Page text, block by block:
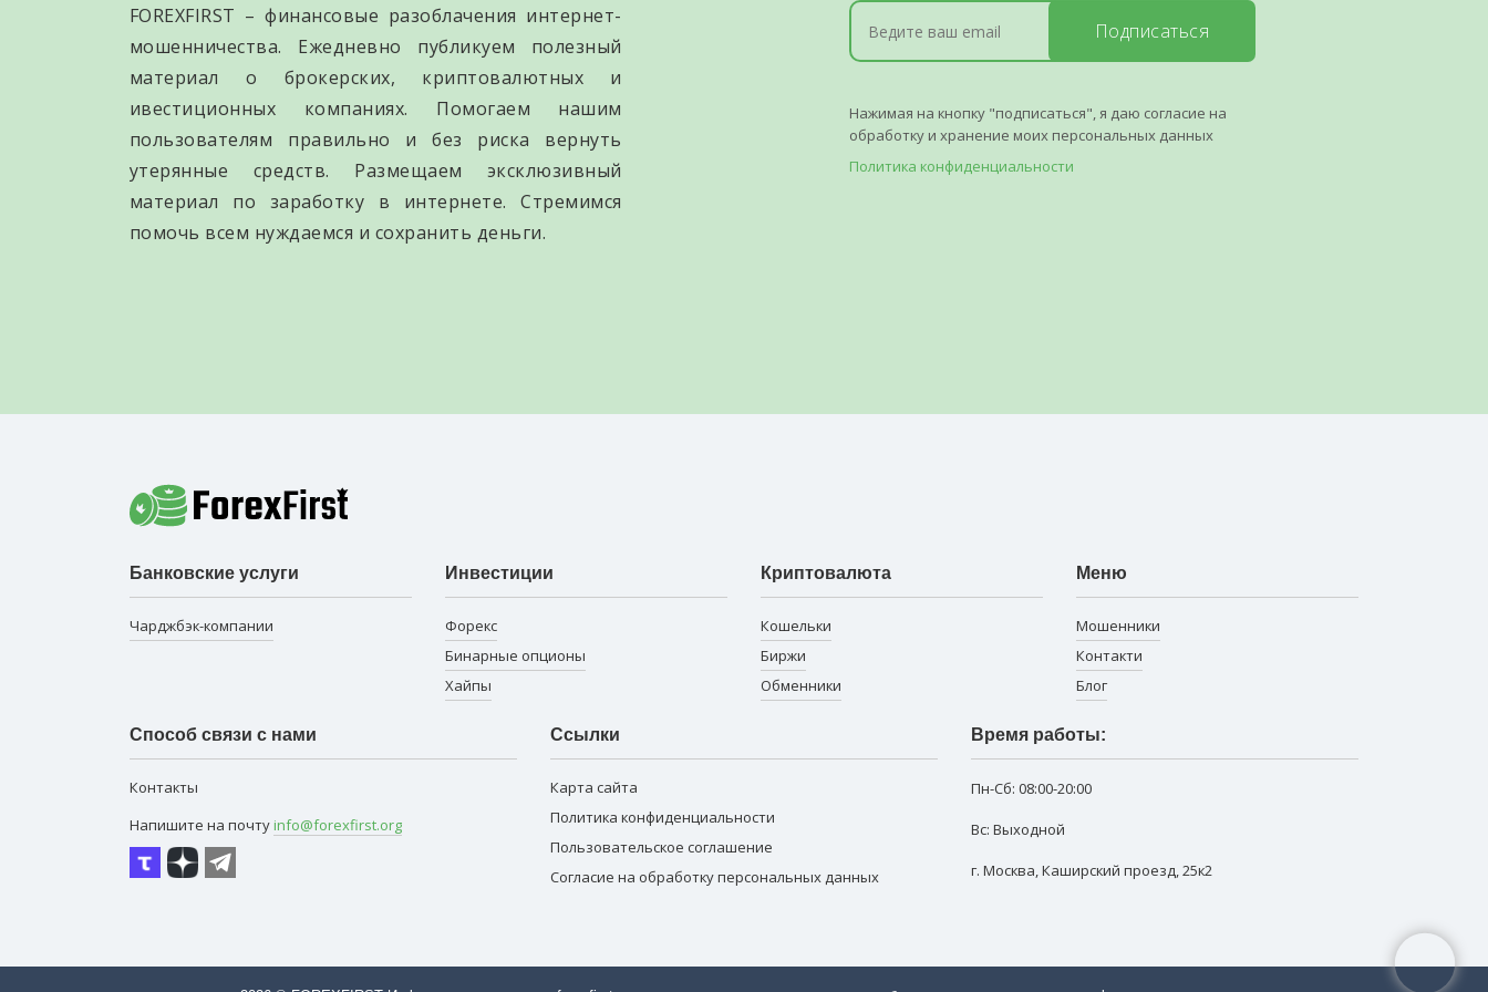
FOREXFIRST – финансовые разоблачения интернет-
мошенничества. Ежедневно публикуем полезный
материал о брокерских, криптовалютных и
ивестиционных компаниях. Помогаем нашим
пользователям правильно и без риска вернуть
утерянные средств. Размещаем эксклюзивный
материал по заработку в интернете. Стремимся
помочь всем нуждаемся и сохранить деньги.
Подписаться
Нажимая на кнопку "подписаться", я даю согласие на
обработку и хранение моих персональных данных
Политика конфиденциальности
Банковские услуги
Чарджбэк-компании
Инвестиции
Форекс
Бинарные опционы
Хайпы
Криптовалюта
Кошельки
Биржи
Обменники
Меню
Мошенники
Контакти
Блог
Способ связи с нами
Контакты
Напишите на почту info@forexfirst.org
Ссылки
Карта сайта
Политика конфиденциальности
Пользовательское соглашение
Согласие на обработку персональных данных
Время работы:
Пн-Сб: 08:00-20:00
Вс: Выходной
г. Москва,Каширский проезд, 25к2